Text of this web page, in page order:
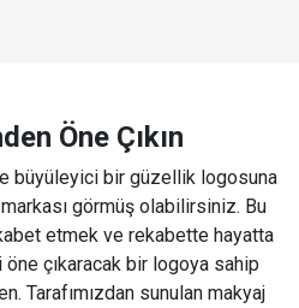
Öne Çıkın
büyüleyici bir güzellik logosuna
görmüş olabilirsiniz. Bu
etmek ve rekabette hayatta
çıkaracak bir logoya sahip
Tarafımızdan sunulan makyaj